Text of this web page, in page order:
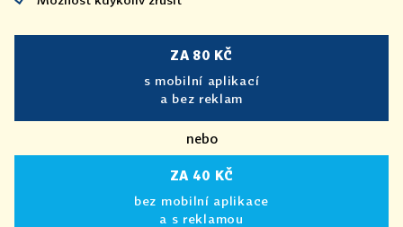
ZA 80 KČ
s mobilní aplikací
a bez reklam
nebo
ZA 40 KČ
bez mobilní aplikace
a s reklamou